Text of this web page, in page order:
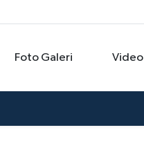
Foto Galeri Video